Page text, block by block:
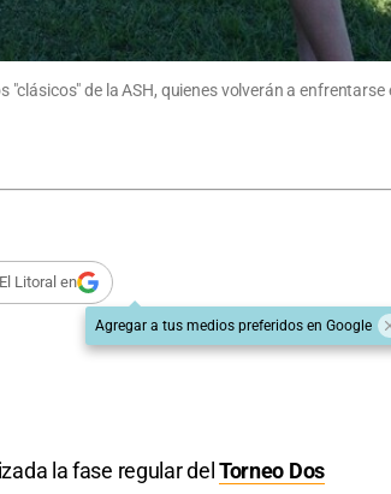
de la ASH, quienes volverán a
Litoral en
Agregar a tus medios preferidos en Google
la fase regular delTorneo Dos